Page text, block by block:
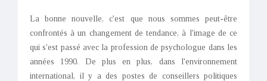
La bonne nouvelle, c'est que nous sommes peut-être
confrontés à un changement de tendance, à l'image de ce
qui s'est passé avec la profession de psychologue dans les
années 1990. De plus en plus, dans l'environnement
international, il y a des postes de conseillers politiques